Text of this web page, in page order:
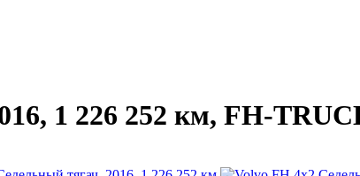
1 226 252 км, FH-